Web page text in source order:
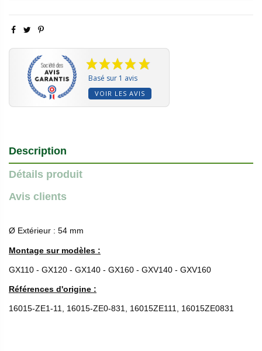
Basé sur 1 avis
VOIR LES AVIS
Description
Détails produit
Avis clients
Ø Extérieur : 54 mm
Montage sur modèles :
GX110 - GX120 - GX140 - GX160 - GXV140 - GXV160
Références d'origine :
16015-ZE1-11, 16015-ZE0-831, 16015ZE111, 16015ZE0831